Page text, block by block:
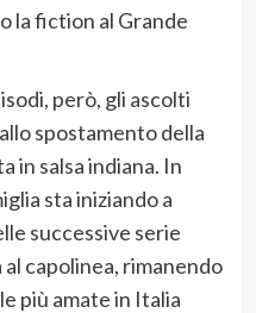
fiction al Grande
però, gli ascolti
spostamento della
in salsa indiana. In
sta iniziando a
successive serie
capolinea, rimanendo
più amate in Italia